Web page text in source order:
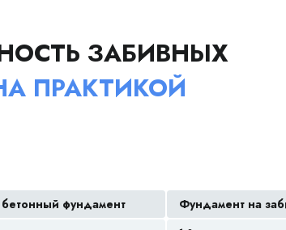
ЗАБИВНЫХ
ПРАКТИКОЙ
фундамент
Фундамент на